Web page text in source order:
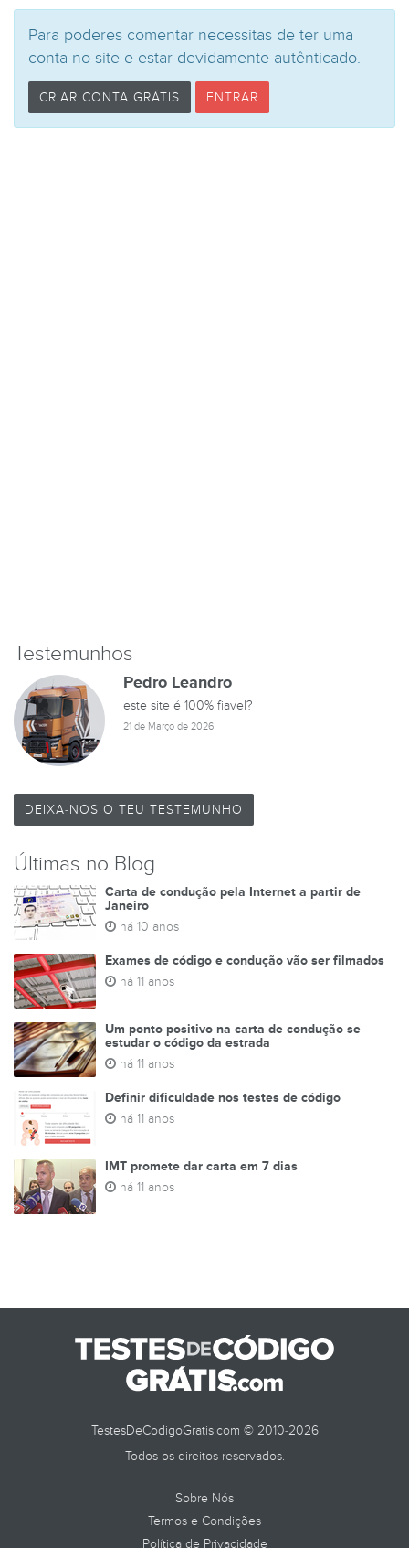
Para poderes comentar necessitas de ter uma
conta no site e estar devidamente autênticado.
CRIAR CONTA GRÁTIS ENTRAR
Testemunhos
Pedro Leandro
este site é 100% fiavel?
21 de Março de 2026
DEIXA-NOS O TEU TESTEMUNHO
Últimas no Blog
Carta de condução pela Internet a partir de
Janeiro
há 10 anos
Exames de código e condução vão ser filmados
há 11 anos
Um ponto positivo na carta de condução se
estudar o código da estrada
há 11 anos
Definir dificuldade nos testes de código
há 11 anos
IMT promete dar carta em 7 dias
há 11 anos
TestesDeCodigoGratis.com © 2010-2026
Todos os direitos reservados.
Sobre Nós
Termos e Condições
Política de Privacidade